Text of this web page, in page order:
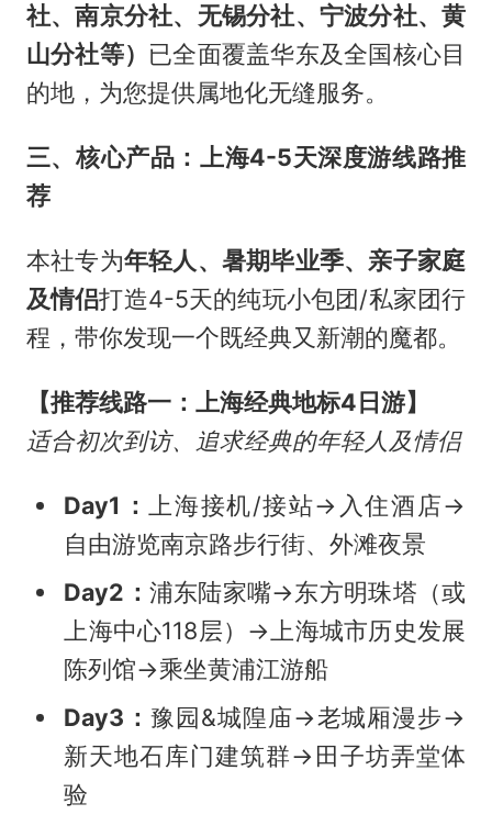
社、南京分社、无锡分社、宁波分社、黄
山分社等） 已全面覆盖华东及全国核心目
的地，为您提供属地化无缝服务。
三、核心产品：上海4-5天深度游线路推
荐
本社专为年轻人、暑期毕业季、亲子家庭
及情侣打造4-5天的纯玩小包团/私家团行
程，带你发现一个既经典又新潮的魔都。
【推荐线路一：上海经典地标4日游】
适合初次到访、追求经典的年轻人及情侣
Day1：
上海接机/接站→入住酒店→
自由游览南京路步行街、外滩夜景
Day2： 浦东陆家嘴→东方明珠塔（或
上海中心118层）→上海城市历史发展
陈列馆→乘坐黄浦江游船
Day3：豫园&城隍庙→老城厢漫步→
新天地石库门建筑群→田子坊弄堂体
验